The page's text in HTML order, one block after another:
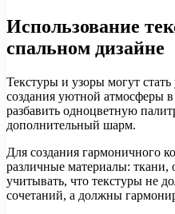
Использование
спальном дизайне
Текстуры и узоры могут
создания уютной атмосферы
разбавить одноцветную
дополнительный шарм.
Для создания гармоничного
различные материалы:
учитывать, что текстуры не
сочетаний, а должны